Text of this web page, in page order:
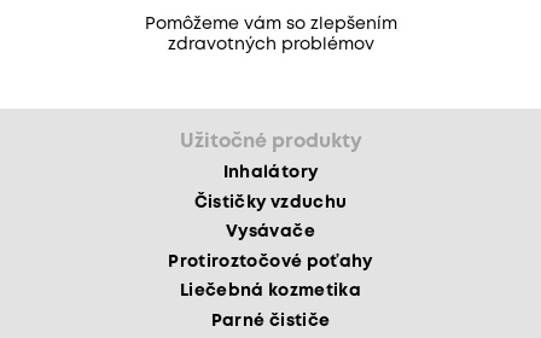
Pomôžeme vám so zlepšením
zdravotných problémov
Užitočné produkty
Inhalátory
Čističky vzduchu
Vysávače
Protiroztočové poťahy
Liečebná kozmetika
Parné čističe